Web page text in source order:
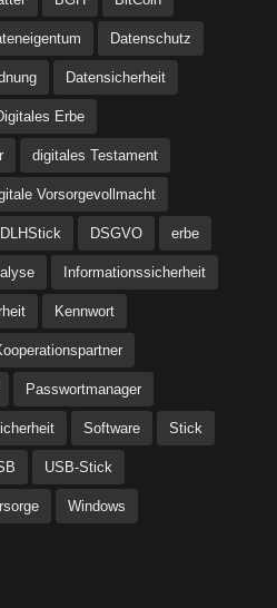
Datenschutz
Datensicherheit
Erbe
digitales Testament
Vorsorgevollmacht
DLHStick DSGVO erbe
Informationssicherheit
Kennwort
Passwortmanager
Software Stick
USB-Stick
Windows